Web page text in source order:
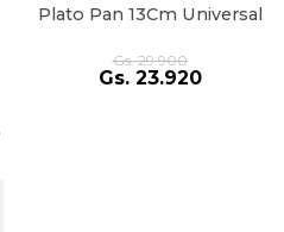
Plato Pan 13Cm Universal
Gs. 29.900
Gs. 23.920